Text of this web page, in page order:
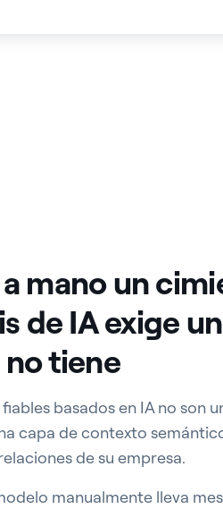
mano un
de IA exige
tiene
fiables basados en IA no son
capa de contexto
de su empresa.
manualmente lleva